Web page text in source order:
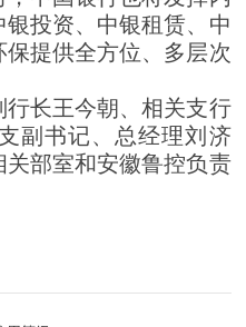
投资、中银租赁、中
提供全方位、多层次
长王今朝、相关支行
副书记、总经理刘济
部室和安徽鲁控负责